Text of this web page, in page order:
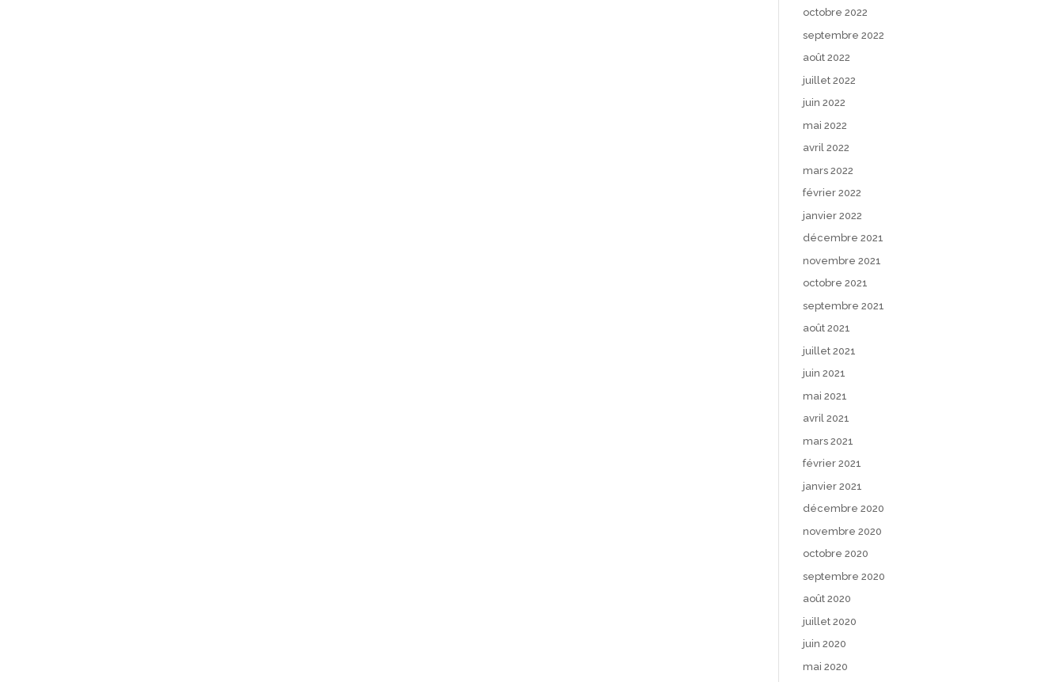
octobre 2022
septembre 2022
août 2022
juillet 2022
juin 2022
mai 2022
avril 2022
mars 2022
février 2022
janvier 2022
décembre 2021
novembre 2021
octobre 2021
septembre 2021
août 2021
juillet 2021
juin 2021
mai 2021
avril 2021
mars 2021
février 2021
janvier 2021
décembre 2020
novembre 2020
octobre 2020
septembre 2020
août 2020
juillet 2020
juin 2020
mai 2020